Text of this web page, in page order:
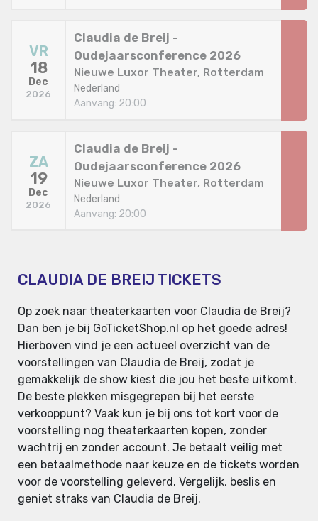
VR
18
Dec
2026
Claudia de Breij -
Oudejaarsconference 2026
Nieuwe Luxor Theater, Rotterdam
Nederland
Aanvang: 20:00
ZA
19
Dec
2026
Claudia de Breij -
Oudejaarsconference 2026
Nieuwe Luxor Theater, Rotterdam
Nederland
Aanvang: 20:00
CLAUDIA DE BREIJ TICKETS
Op zoek naar theaterkaarten voor Claudia de Breij?
Dan ben je bij GoTicketShop.nl op het goede adres!
Hierboven vind je een actueel overzicht van de
voorstellingen van Claudia de Breij, zodat je
gemakkelijk de show kiest die jou het beste uitkomt.
De beste plekken misgegrepen bij het eerste
verkooppunt? Vaak kun je bij ons tot kort voor de
voorstelling nog theaterkaarten kopen, zonder
wachtrij en zonder account. Je betaalt veilig met
een betaalmethode naar keuze en de tickets worden
voor de voorstelling geleverd. Vergelijk, beslis en
geniet straks van Claudia de Breij.